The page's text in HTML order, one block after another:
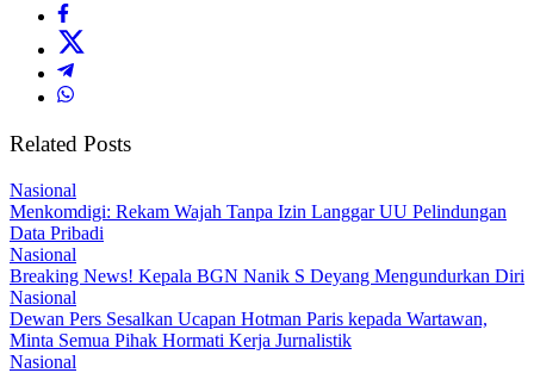
Related Posts
Nasional
Menkomdigi: Rekam Wajah Tanpa Izin Langgar UU Pelindungan
Data Pribadi
Nasional
Breaking News! Kepala BGN Nanik S Deyang Mengundurkan Diri
Nasional
Dewan Pers Sesalkan Ucapan Hotman Paris kepada Wartawan,
Minta Semua Pihak Hormati Kerja Jurnalistik
Nasional